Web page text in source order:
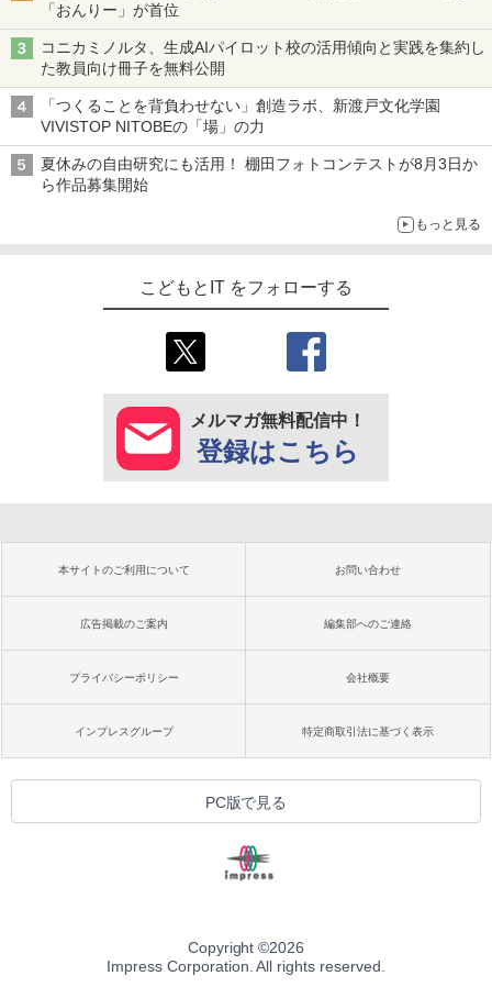
「おんりー」が首位
コニカミノルタ、生成AIパイロット校の活用傾向と実践を集約し
た教員向け冊子を無料公開
「つくることを背負わせない」創造ラボ、新渡戸文化学園
VIVISTOP NITOBEの「場」の力
夏休みの自由研究にも活用！ 棚田フォトコンテストが8月3日か
ら作品募集開始
もっと見る
こどもとIT をフォローする
メルマガ無料配信中！
登録はこちら
本サイトのご利用について お問い合わせ
広告掲載のご案内 編集部へのご連絡
プライバシーポリシー 会社概要
インプレスグループ 特定商取引法に基づく表示
PC版で見る
Copyright ©2026
Impress Corporation. All rights reserved.